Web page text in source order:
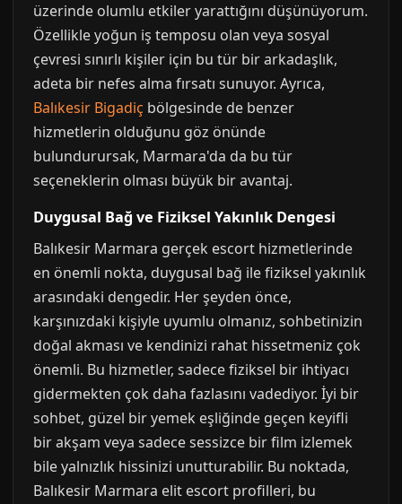
üzerinde olumlu etkiler yarattığını düşünüyorum.
Özellikle yoğun iş temposu olan veya sosyal
çevresi sınırlı kişiler için bu tür bir arkadaşlık,
adeta bir nefes alma fırsatı sunuyor. Ayrıca,
Balıkesir Bigadiç bölgesinde de benzer
hizmetlerin olduğunu göz önünde
bulundurursak, Marmara'da da bu tür
seçeneklerin olması büyük bir avantaj.
Duygusal Bağ ve Fiziksel Yakınlık Dengesi
Balıkesir Marmara gerçek escort hizmetlerinde
en önemli nokta, duygusal bağ ile fiziksel yakınlık
arasındaki dengedir. Her şeyden önce,
karşınızdaki kişiyle uyumlu olmanız, sohbetinizin
doğal akması ve kendinizi rahat hissetmeniz çok
önemli. Bu hizmetler, sadece fiziksel bir ihtiyacı
gidermekten çok daha fazlasını vadediyor. İyi bir
sohbet, güzel bir yemek eşliğinde geçen keyifli
bir akşam veya sadece sessizce bir film izlemek
bile yalnızlık hissinizi unutturabilir. Bu noktada,
Balıkesir Marmara elit escort profilleri, bu